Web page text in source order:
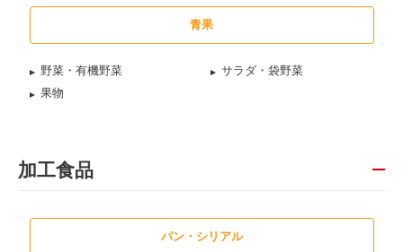
青果
野菜・有機野菜
サラダ・袋野菜
果物
加工食品
パン・シリアル